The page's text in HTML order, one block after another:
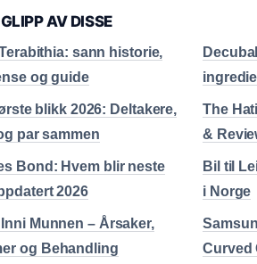
AV DISSE
sann historie,
og guide
blikk 2026: Deltakere,
par sammen
The
&
Bond: Hvem blir neste
2026
Bil til
i Norge
Munnen – Årsaker,
og Behandling
Curved